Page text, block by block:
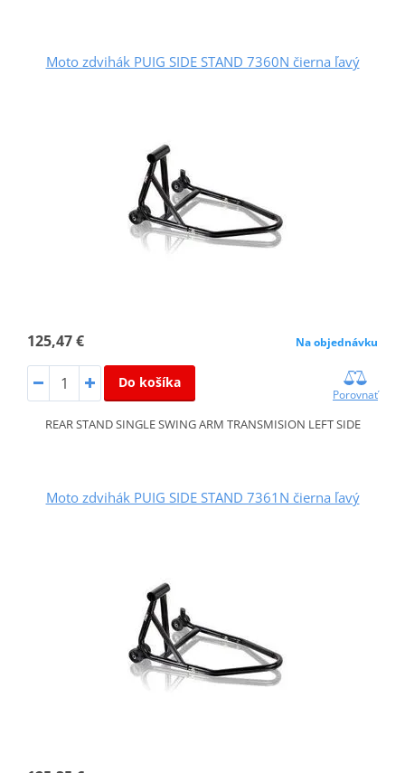
Moto zdvihák PUIG SIDE STAND 7360N čierna ľavý
125,47 € Na objednávku
Do košíka
Porovnať
REAR STAND SINGLE SWING ARM TRANSMISION LEFT SIDE
Moto zdvihák PUIG SIDE STAND 7361N čierna ľavý